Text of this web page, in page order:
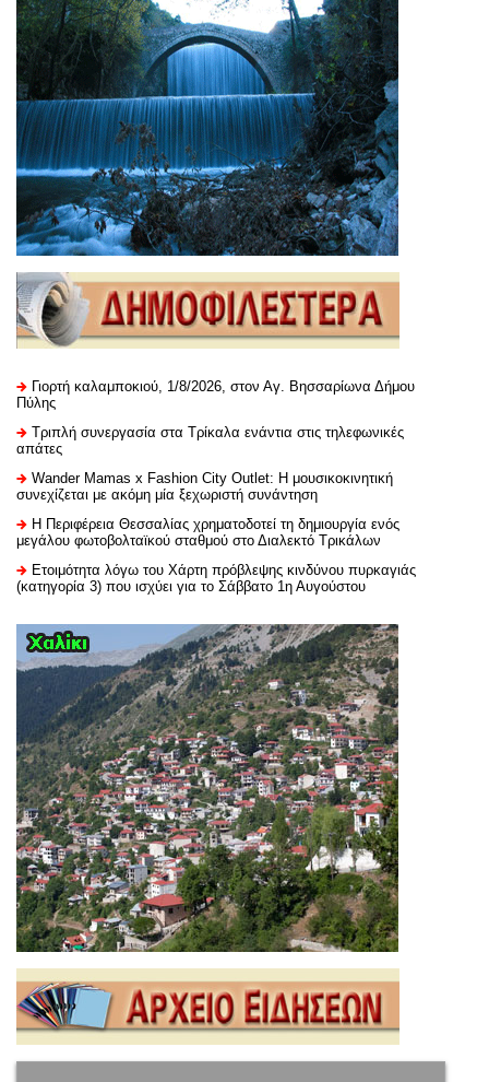
Γιορτή καλαμποκιού, 1/8/2026, στον Αγ. Βησσαρίωνα Δήμου
Πύλης
Τριπλή συνεργασία στα Τρίκαλα ενάντια στις τηλεφωνικές
απάτες
Wander Mamas x Fashion City Outlet: Η μουσικοκινητική
συνεχίζεται με ακόμη μία ξεχωριστή συνάντηση
H Περιφέρεια Θεσσαλίας χρηματοδοτεί τη δημιουργία ενός
μεγάλου φωτοβολταϊκού σταθμού στο Διαλεκτό Τρικάλων
Ετοιμότητα λόγω του Χάρτη πρόβλεψης κινδύνου πυρκαγιάς
(κατηγορία 3) που ισχύει για το Σάββατο 1η Αυγούστου